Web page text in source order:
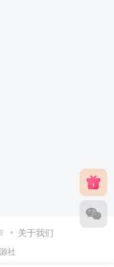
关于我们
社